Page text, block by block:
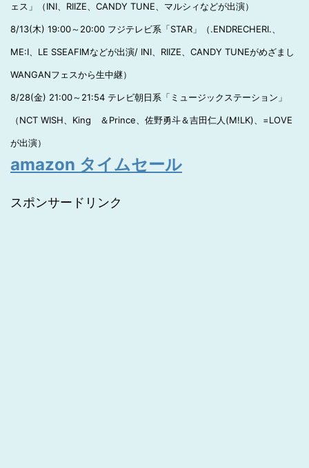
ェス」（INI、RIIZE、CANDY TUNE、マルシィなどが出演）
8/13(木) 19:00～20:00 フジテレビ系「STAR」（.ENDRECHERI.、
ME:I、LE SSEAFIMなどが出演/ INI、RIIZE、CANDY TUNEがめざまし
WANGANフェスから生中継）
8/28(金) 21:00～21:54 テレビ朝日系「ミュージックステーション」
（NCT WISH、King ＆Prince、佐野勇斗＆吉田仁人(M!LK)、=LOVE
が出演）
amazon タイムセール
スポンサードリンク